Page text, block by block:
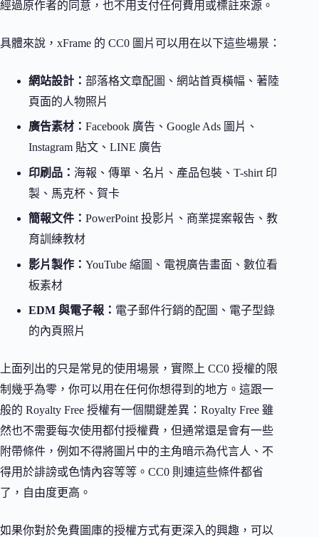
經過原作者的同意，也不用支付任何費用或標註來源。
具體來說，xFrame 的 CC0 圖片可以用在以下這些場景：
網站設計： 部落格文章配圖、網站首頁橫幅、著陸
頁面的人物照片
廣告素材： Facebook 廣告、Google Ads 圖片、
Instagram 貼文、LINE 廣告
印刷品： 海報、傳單、名片、產品包裝、T-shirt 印
製、馬克杯、賀卡
簡報文件： PowerPoint 投影片、商業提案報告、教
育訓練教材
影片製作： YouTube 縮圖、電視廣告畫面、數位看
板素材
EDM 與電子報： 電子郵件行銷的配圖、電子型錄
的內頁照片
上面列出的只是常見的使用場景，實際上 CC0 授權的限
制幾乎為零，你可以用在任何你想得到的地方。這跟一
般的 Royalty Free 授權有一個關鍵差異：Royalty Free 雖
然也不需要每次使用都付授權費，但通常還是會有一些
附帶條件，例如不得將圖片中的主角暗示為代言人、不
得用於誹謗或色情內容等等。CC0 則連這些條件都省
了，自由度更高。
如果你對於免費圖庫的授權方式有更深入的興趣，可以